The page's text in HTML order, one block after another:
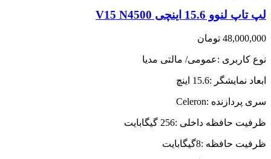
لپ تاپ لنوو 15.6 اینچی V15 N4500
48,000,000 تومان
نوع کاربری :عمومی/ مالتی مدیا
ابعاد نمایشگر :15.6 اینچ
سری پردازنده :Celeron
ظرفیت حافظه داخلی :256 گیگابایت
ظرفیت حافظه :8گیگابایت